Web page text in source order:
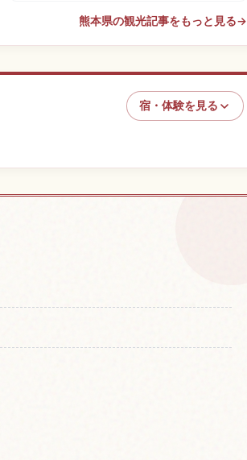
熊本県の観光記事をもっと見る→
宿・体験を見る